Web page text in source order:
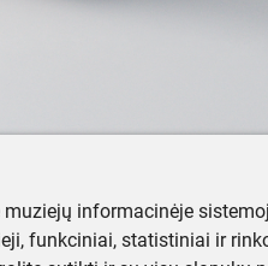
informacinėje
funkciniai, statistiniai ir